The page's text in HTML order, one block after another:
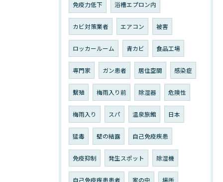
免疫力低下 浴槽エプロン内
カビ対策業者 エアコン 被害
ロッカールーム 青カビ 食品工場
専門家 ガン患者 居住空間 感染症
繫殖 梅雨入り前 除湿器 危険性
梅雨入り スパ 温泉旅館 日本
猛毒 壁の結露 自己免疫疾患
免疫抑制 発生スポット 除湿機
自己免疫疾患患者 家の中 場所